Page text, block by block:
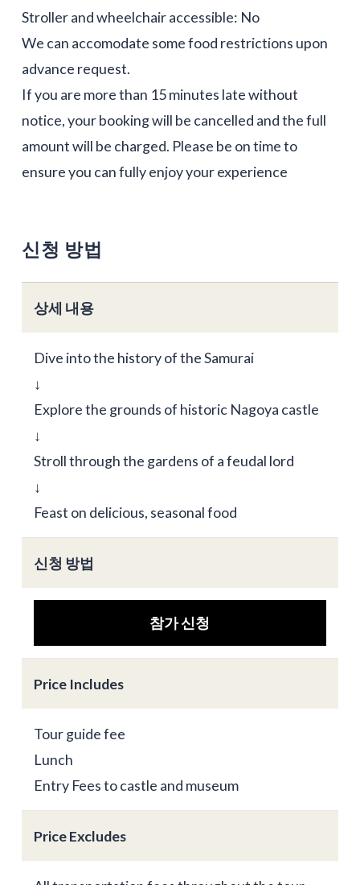
Stroller and wheelchair accessible: No
We can accomodate some food restrictions upon
advance request.
If you are more than 15 minutes late without
notice, your booking will be cancelled and the full
amount will be charged. Please be on time to
ensure you can fully enjoy your experience
신청 방법
상세 내용
Dive into the history of the Samurai
↓
Explore the grounds of historic Nagoya castle
↓
Stroll through the gardens of a feudal lord
↓
Feast on delicious, seasonal food
신청 방법
참가 신청
Price Includes
Tour guide fee
Lunch
Entry Fees to castle and museum
Price Excludes